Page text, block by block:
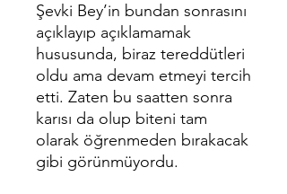
Şevki Bey’in bundan sonrasını
açıklayıp açıklamamak
hususunda, biraz tereddütleri
oldu ama devam etmeyi tercih
etti. Zaten bu saatten sonra
karısı da olup biteni tam
olarak öğrenmeden bırakacak
gibi görünmüyordu.